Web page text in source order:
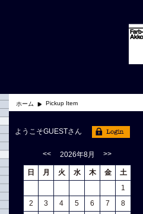
ホーム Pickup Item
ようこそGUESTさん
<< 2026年8月 >>
日 月 火 水 木 金
土
1
2
3 4 5 6 7
8